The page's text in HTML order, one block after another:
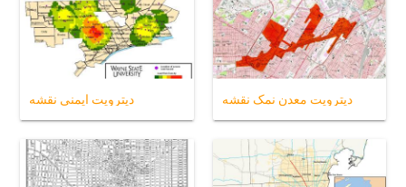
دیترویت ایمنی نقشه دیترویت معدن نمک نقشه